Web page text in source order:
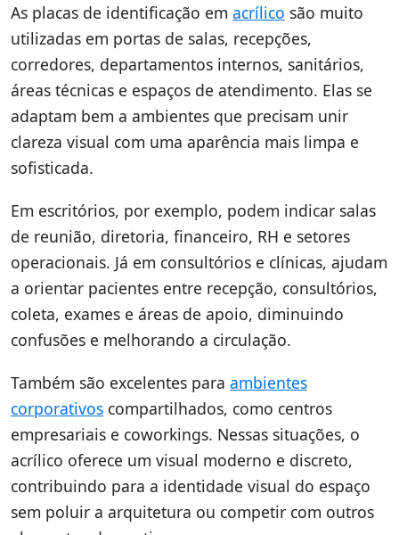
As placas de identificação em acrílico são muito
utilizadas em portas de salas, recepções,
corredores, departamentos internos, sanitários,
áreas técnicas e espaços de atendimento. Elas se
adaptam bem a ambientes que precisam unir
clareza visual com uma aparência mais limpa e
sofisticada.
Em escritórios, por exemplo, podem indicar salas
de reunião, diretoria, financeiro, RH e setores
operacionais. Já em consultórios e clínicas, ajudam
a orientar pacientes entre recepção, consultórios,
coleta, exames e áreas de apoio, diminuindo
confusões e melhorando a circulação.
Também são excelentes para ambientes
corporativos compartilhados, como centros
empresariais e coworkings. Nessas situações, o
acrílico oferece um visual moderno e discreto,
contribuindo para a identidade visual do espaço
sem poluir a arquitetura ou competir com outros